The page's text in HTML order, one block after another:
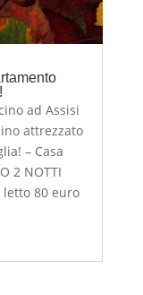
ad Assisi
attrezzato
– Casa
2 NOTTI
80 euro